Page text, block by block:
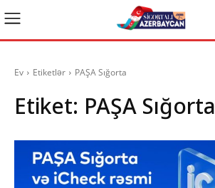
Ev Etiketlər PAŞA Sığorta
Etiket: PAŞA Sığorta